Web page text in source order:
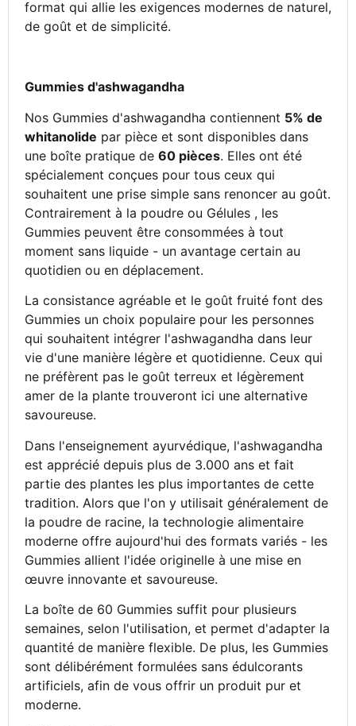
format qui allie les exigences modernes de naturel,
de goût et de simplicité.
Gummies d'ashwagandha
Nos Gummies d'ashwagandha contiennent 5% de
whitanolide par pièce et sont disponibles dans
une boîte pratique de 60 pièces. Elles ont été
spécialement conçues pour tous ceux qui
souhaitent une prise simple sans renoncer au goût.
Contrairement à la poudre ou Gélules , les
Gummies peuvent être consommées à tout
moment sans liquide - un avantage certain au
quotidien ou en déplacement.
La consistance agréable et le goût fruité font des
Gummies un choix populaire pour les personnes
qui souhaitent intégrer l'ashwagandha dans leur
vie d'une manière légère et quotidienne. Ceux qui
ne préfèrent pas le goût terreux et légèrement
amer de la plante trouveront ici une alternative
savoureuse.
Dans l'enseignement ayurvédique, l'ashwagandha
est apprécié depuis plus de 3.000 ans et fait
partie des plantes les plus importantes de cette
tradition. Alors que l'on y utilisait généralement de
la poudre de racine, la technologie alimentaire
moderne offre aujourd'hui des formats variés - les
Gummies allient l'idée originelle à une mise en
œuvre innovante et savoureuse.
La boîte de 60 Gummies suffit pour plusieurs
semaines, selon l'utilisation, et permet d'adapter la
quantité de manière flexible. De plus, les Gummies
sont délibérément formulées sans édulcorants
artificiels, afin de vous offrir un produit pur et
moderne.